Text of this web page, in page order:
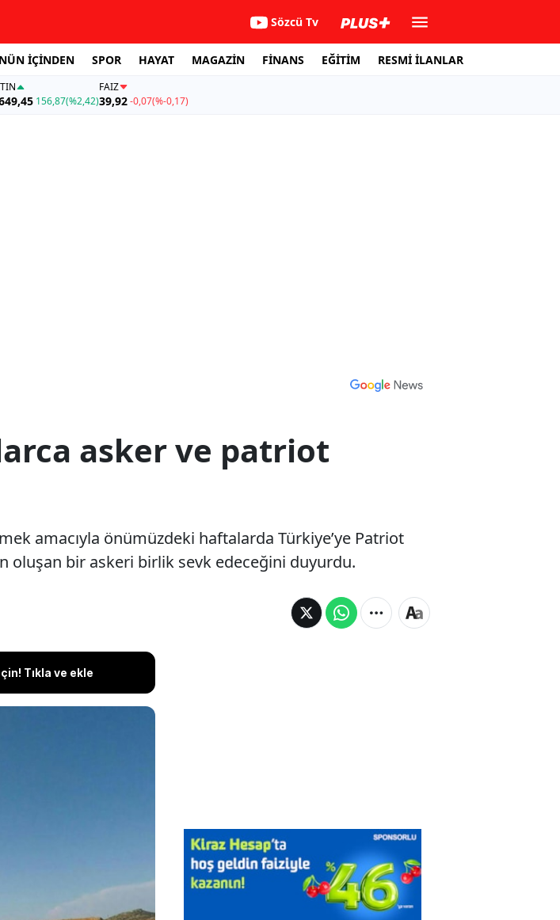
Sözcü Tv
İÇİNDEN SPOR HAYAT MAGAZİN FİNANS EĞİTİM RESMİ İLANLAR
156,87(%2,42)
FAİZ
39,92-0,07(%-0,17)
asker ve patriot
amacıyla önümüzdeki haftalarda Türkiye’ye Patriot
oluşan bir askeri birlik sevk edeceğini duyurdu.
Tıkla ve ekle
tahkim etmek
Patriot hava
askerden oluşan bir